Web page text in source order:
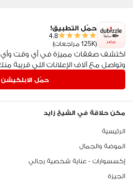
مصر
حمّل التطبيق!
4.8
(125K مراجعات)
اكتشف صفقات مميزة في أي وقت وأي
وتواصل مع آلاف الإعلانات اللي قريبة
حمّل الابلكيشن
مكن حلاقة في الشيخ زايد
الرئيسية
الموضة والجمال
إكسسوارات - عناية شخصية رجالي
الجيزة